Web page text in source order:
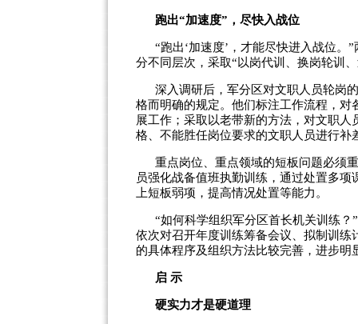
跑出“加速度”，尽快入战位
“跑出‘加速度’，才能尽快进入战位。
分不同层次，采取“以岗代训、换岗轮训
深入调研后，军分区对文职人员轮岗
格而明确的规定。他们标注工作流程，
展工作；采取以老带新的方法，对文职
格、不能胜任岗位要求的文职人员进行补
重点岗位、重点领域的短板问题必须
员强化战备值班执勤训练，通过处置多
上短板弱项，提高情况处置等能力。
“如何科学组织军分区首长机关训练
依次对召开年度训练筹备会议、拟制训
的具体程序及组织方法比较完善，进步明
启 示
硬实力才是硬道理